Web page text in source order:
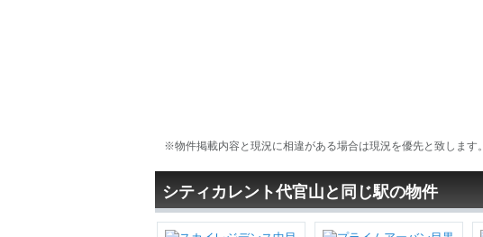
※物件掲載内容と現況に相違がある場合は現況を優先と致します。
シティカレント代官山と同じ駅の物件